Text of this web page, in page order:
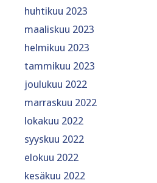
huhtikuu 2023
maaliskuu 2023
helmikuu 2023
tammikuu 2023
joulukuu 2022
marraskuu 2022
lokakuu 2022
syyskuu 2022
elokuu 2022
kesäkuu 2022